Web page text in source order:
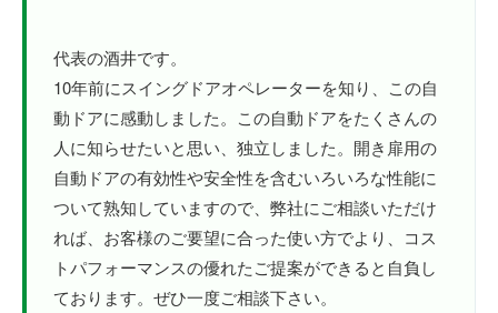
代表の酒井です。
10年前にスイングドアオペレーターを知り、この自
動ドアに感動しました。この自動ドアをたくさんの
人に知らせたいと思い、独立しました。開き扉用の
自動ドアの有効性や安全性を含むいろいろな性能に
ついて熟知していますので、弊社にご相談いただけ
れば、お客様のご要望に合った使い方でより、コス
トパフォーマンスの優れたご提案ができると自負し
ております。ぜひ一度ご相談下さい。